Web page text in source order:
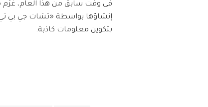
في وقت سابق من هذا العام، غُرِّم
إنشاؤها بواسطة «تشات جي بي
بتكوين معلومات كاذبة.